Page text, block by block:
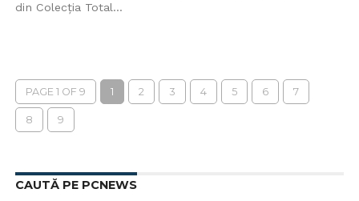
din Colecția Total...
PAGE 1 OF 9 1 2 3 4 5 6 7
8 9
CAUTĂ PE PCNEWS